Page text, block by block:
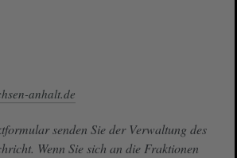
anhalt.de
senden Sie der Verwaltung des
Wenn Sie sich an die Fraktionen